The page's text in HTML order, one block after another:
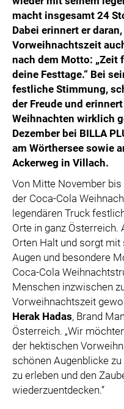
COCA COLA
PRESSEKONTAKT
macht insgesamt 24
Dabei erinnert er
Vorweihnachtszeit
nach dem Motto: „Zeit
deine Festtage.“ Bei
festliche Stimmung,
der Freude und
Weihnachten wirklich
Dezember bei BILLA
am Wörthersee sowie
Ackerweg in Villach.
Von Mitte November
der Coca-Cola
legendären Truck
Orte in ganz Österreich.
Orten Halt und sorgt
Augen und besondere
Coca-Cola
Menschen inzwischen
Vorweihnachtszeit
Herak Hadas, Brand
Österreich. „Wir
der hektischen
schönen Augenblicke
zu erleben und den
wiederzuentdecken.“